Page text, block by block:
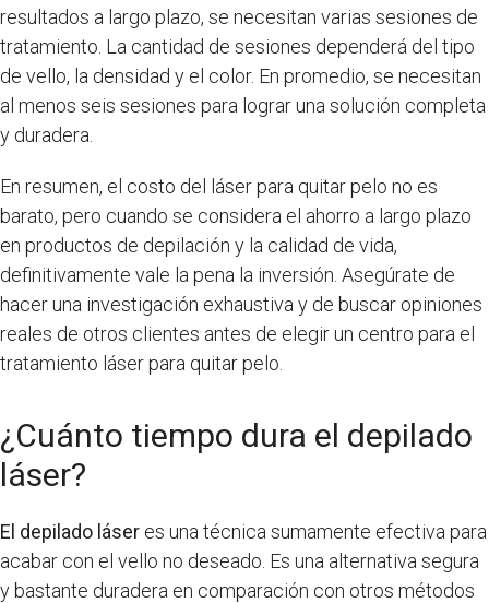
resultados a largo plazo, se necesitan varias sesiones de
tratamiento. La cantidad de sesiones dependerá del tipo
de vello, la densidad y el color. En promedio, se necesitan
al menos seis sesiones para lograr una solución completa
y duradera.
En resumen, el costo del láser para quitar pelo no es
barato, pero cuando se considera el ahorro a largo plazo
en productos de depilación y la calidad de vida,
definitivamente vale la pena la inversión. Asegúrate de
hacer una investigación exhaustiva y de buscar opiniones
reales de otros clientes antes de elegir un centro para el
tratamiento láser para quitar pelo.
¿Cuánto tiempo dura el depilado
láser?
El depilado láser es una técnica sumamente efectiva para
acabar con el vello no deseado. Es una alternativa segura
y bastante duradera en comparación con otros métodos